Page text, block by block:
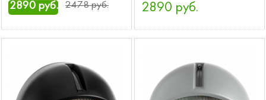
2890 руб. 2478 руб. 2890 руб.